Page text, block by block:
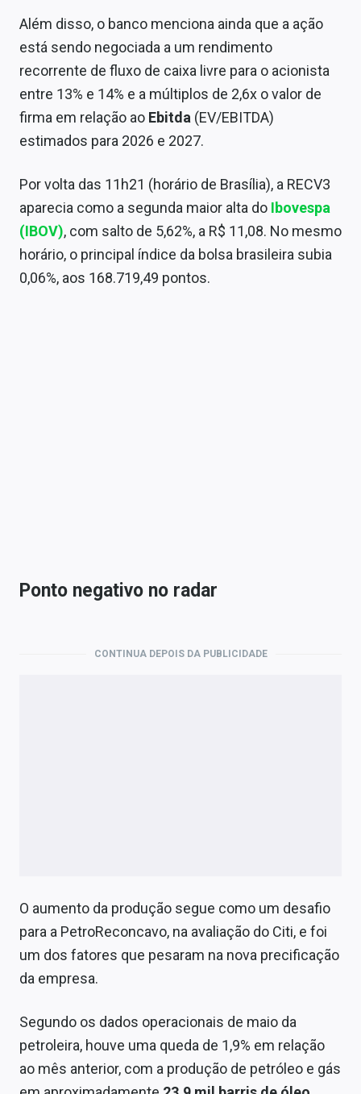
Além disso, o banco menciona ainda que a ação
está sendo negociada a um rendimento
recorrente de fluxo de caixa livre para o acionista
entre 13% e 14% e a múltiplos de 2,6x o valor de
firma em relação ao Ebitda (EV/EBITDA)
estimados para 2026 e 2027.
Por volta das 11h21 (horário de Brasília), a RECV3
aparecia como a segunda maior alta do Ibovespa
(IBOV), com salto de 5,62%, a R$ 11,08. No mesmo
horário, o principal índice da bolsa brasileira subia
0,06%, aos 168.719,49 pontos.
Ponto negativo no radar
CONTINUA DEPOIS DA PUBLICIDADE
O aumento da produção segue como um desafio
para a PetroReconcavo, na avaliação do Citi, e foi
um dos fatores que pesaram na nova precificação
da empresa.
Segundo os dados operacionais de maio da
petroleira, houve uma queda de 1,9% em relação
ao mês anterior, com a produção de petróleo e gás